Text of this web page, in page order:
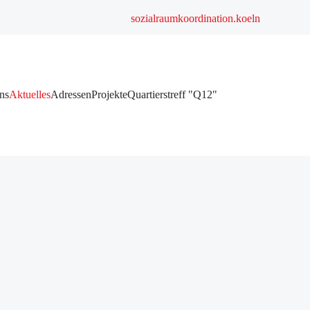
sozialraumkoordination.koeln
AktuellesAdressenProjekteQuartierstreff "Q12"